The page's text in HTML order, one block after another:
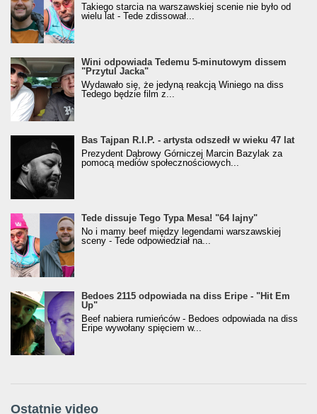
Takiego starcia na warszawskiej scenie nie było od
wielu lat - Tede zdissował...
Wini odpowiada Tedemu 5-minutowym dissem
"Przytul Jacka"
Wydawało się, że jedyną reakcją Winiego na diss
Tedego będzie film z...
Bas Tajpan R.I.P. - artysta odszedł w wieku 47 lat
Prezydent Dąbrowy Górniczej Marcin Bazylak za
pomocą mediów społecznościowych...
Tede dissuje Tego Typa Mesa! "64 lajny"
No i mamy beef między legendami warszawskiej
sceny - Tede odpowiedział na...
Bedoes 2115 odpowiada na diss Eripe - "Hit Em
Up"
Beef nabiera rumieńców - Bedoes odpowiada na diss
Eripe wywołany spięciem w...
Ostatnie video